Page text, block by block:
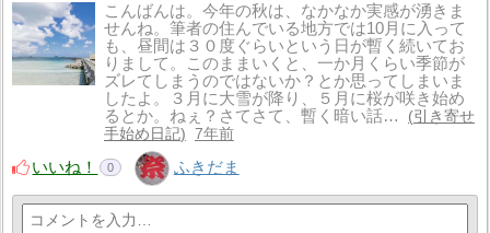
こんばんは。今年の秋は、なかなか実感が湧きま
せんね。筆者の住んでいる地方では10月に入って
も、昼間は３０度ぐらいという日が暫く続いてお
りまして。このままいくと、一か月くらい季節が
ズレてしまうのではないか？とか思ってしまいま
したよ。３月に大雪が降り、５月に桜が咲き始め
るとか。ねぇ？さてさて、暫く暗い話…
引き寄せ
手始め日記
7年前
いいね！ 0 ふきだま